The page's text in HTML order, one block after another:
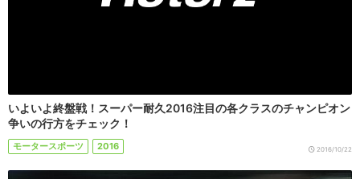
いよいよ終盤戦！スーパー耐久2016注目の各クラスのチャンピオン
争いの行方をチェック！
モータースポーツ 2016 2016/10/22